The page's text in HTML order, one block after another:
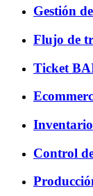
Gestión
Flujo de
Ticket
Inventario
Control